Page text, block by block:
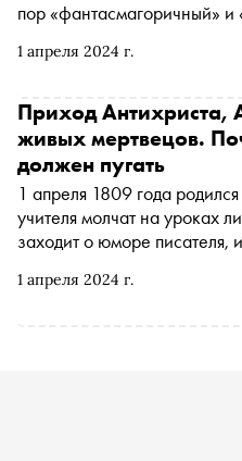
1 апреля 2024 г.
пор «фантасмагоричный» и
1 апреля 2024 г.
Приход Антихриста,
живых мертвецов.
должен пугать
1 апреля 1809 года
учителя молчат на уроках
заходит о юморе писателя,
«Сноба»